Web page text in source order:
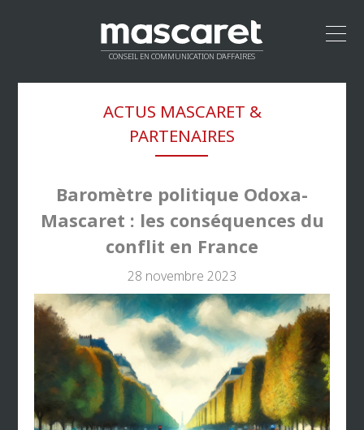
CONSEIL EN COMMUNICATION D’AFFAIRES
PROPOSITION DE VALEUR
CLIENTS
RÉSEAU
CONTACT
ACTUS MASCARET &
PARTENAIRES
Baromètre politique Odoxa-
Mascaret : les conséquences du
conflit en France
28 novembre 2023